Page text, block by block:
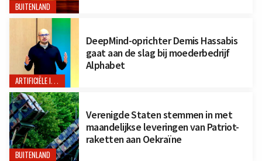
BUITENLAND
ARTIFICIËLE INTELLIGENTIE
DeepMind-oprichter Demis Hassabis
gaat aan de slag bij moederbedrijf
Alphabet
BUITENLAND
Verenigde Staten stemmen in met
maandelijkse leveringen van Patriot-
raketten aan Oekraïne